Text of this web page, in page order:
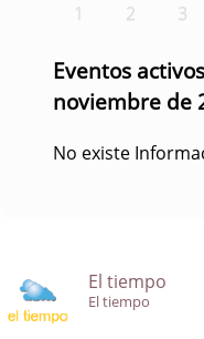
1
2 3
Eventos
noviembre de
No existe
El tiempo
El tiempo